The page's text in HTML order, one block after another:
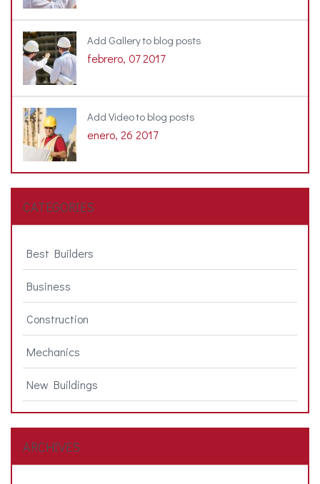
Add Gallery to blog posts
febrero, 07 2017
Add Video to blog posts
enero, 26 2017
CATEGORIES
Best Builders
Business
Construction
Mechanics
New Buildings
ARCHIVES